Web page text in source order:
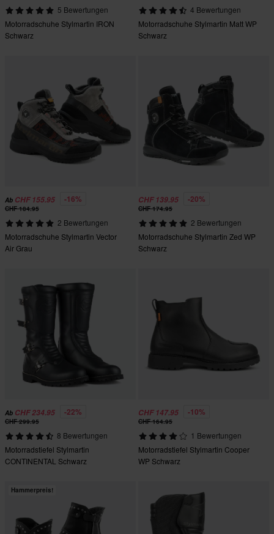
5 Bewertungen
Motorradschuhe Stylmartin IRON
Schwarz
4 Bewertungen
Motorradschuhe Stylmartin Matt WP
Schwarz
Ab CHF 155.95 -16%
CHF 184.95
2 Bewertungen
Motorradschuhe Stylmartin Vector
Air Grau
CHF 139.95 -20%
CHF 174.95
2 Bewertungen
Motorradschuhe Stylmartin Zed WP
Schwarz
Ab CHF 234.95 -22%
CHF 299.95
8 Bewertungen
Motorradstiefel Stylmartin
CONTINENTAL Schwarz
CHF 147.95 -10%
CHF 164.95
1 Bewertungen
Motorradstiefel Stylmartin Cooper
WP Schwarz
Hammerpreis!